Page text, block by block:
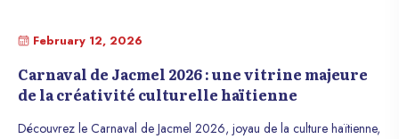
February 12, 2026
Carnaval de Jacmel 2026 : une vitrine majeure
de la créativité culturelle haïtienne
Découvrez le Carnaval de Jacmel 2026, joyau de la culture haïtienne,